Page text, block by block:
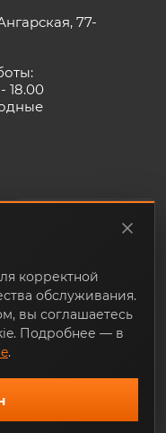
77-
18.00
и по всей
заказ
корректной
обслуживания.
вы соглашаетесь
Подробнее — в
.